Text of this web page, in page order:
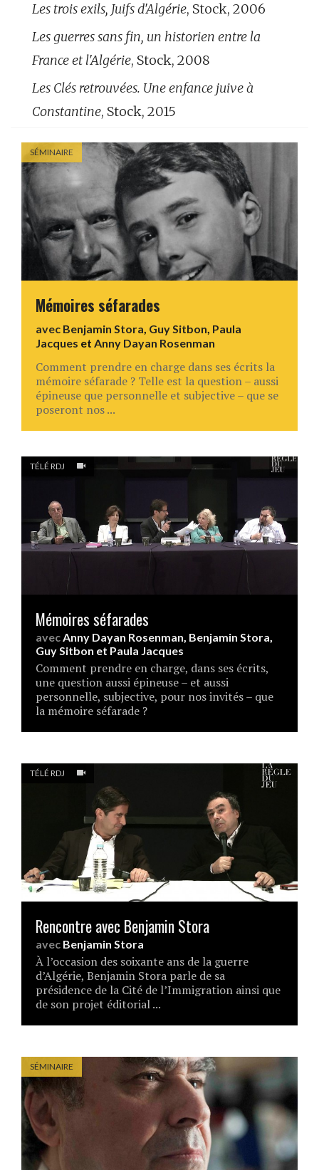
Les trois exils, Juifs d'Algérie, Stock,‎ 2006
Les guerres sans fin, un historien entre la
France et l'Algérie, Stock,‎ 2008
Les Clés retrouvées. Une enfance juive à
Constantine, Stock, 2015
SÉMINAIRE
Mémoires séfarades
avec Benjamin Stora, Guy Sitbon, Paula
Jacques et Anny Dayan Rosenman
Comment prendre en charge dans ses écrits la
mémoire séfarade ? Telle est la question – aussi
épineuse que personnelle et subjective – que se
poseront nos ...
TÉLÉ RDJ
Mémoires séfarades
avecAnny Dayan Rosenman, Benjamin Stora,
Guy Sitbon et Paula Jacques
Comment prendre en charge, dans ses écrits,
une question aussi épineuse – et aussi
personnelle, subjective, pour nos invités – que
la mémoire séfarade ?
TÉLÉ RDJ
Rencontre avec Benjamin Stora
avec Benjamin Stora
À l’occasion des soixante ans de la guerre
d’Algérie, Benjamin Stora parle de sa
présidence de la Cité de l’Immigration ainsi que
de son projet éditorial ...
SÉMINAIRE